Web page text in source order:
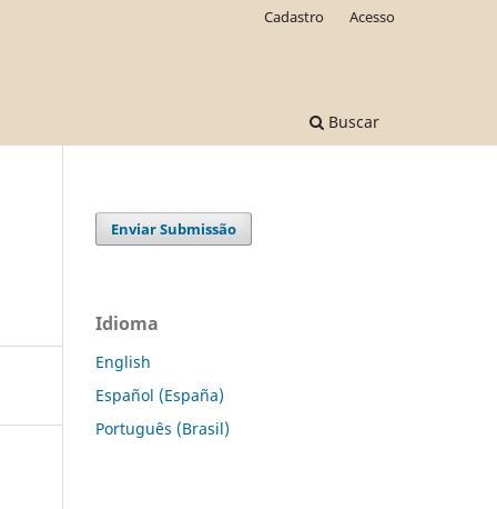
Buscar
Cadastro Acesso
Enviar Submissão
Idioma
English
Español (España)
Português (Brasil)